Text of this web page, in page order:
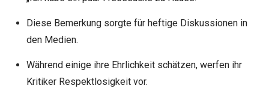
Diese Bemerkung sorgte für heftige Diskussionen in
den Medien.
Während einige ihre Ehrlichkeit schätzen, werfen ihr
Kritiker Respektlosigkeit vor.